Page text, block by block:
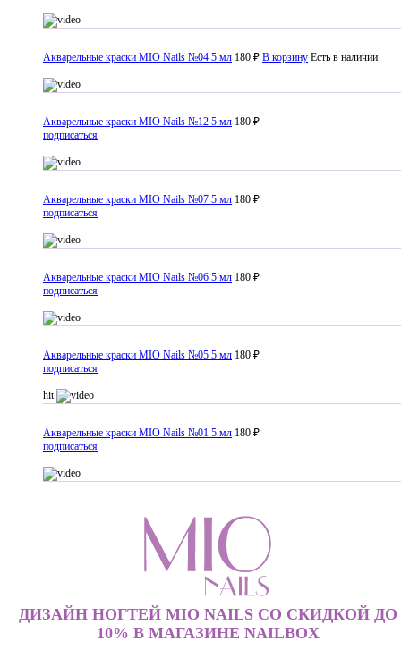
Акварельные краски MIO Nails №04 5 мл 180 ₽ В корзину Есть в наличии
Акварельные краски MIO Nails №12 5 мл 180 ₽
подписаться
Акварельные краски MIO Nails №07 5 мл 180 ₽
подписаться
Акварельные краски MIO Nails №06 5 мл 180 ₽
подписаться
Акварельные краски MIO Nails №05 5 мл 180 ₽
подписаться
hit
Акварельные краски MIO Nails №01 5 мл 180 ₽
подписаться
ДИЗАЙН НОГТЕЙ MIO NAILS СО СКИДКОЙ ДО
10% В МАГАЗИНЕ NAILBOX